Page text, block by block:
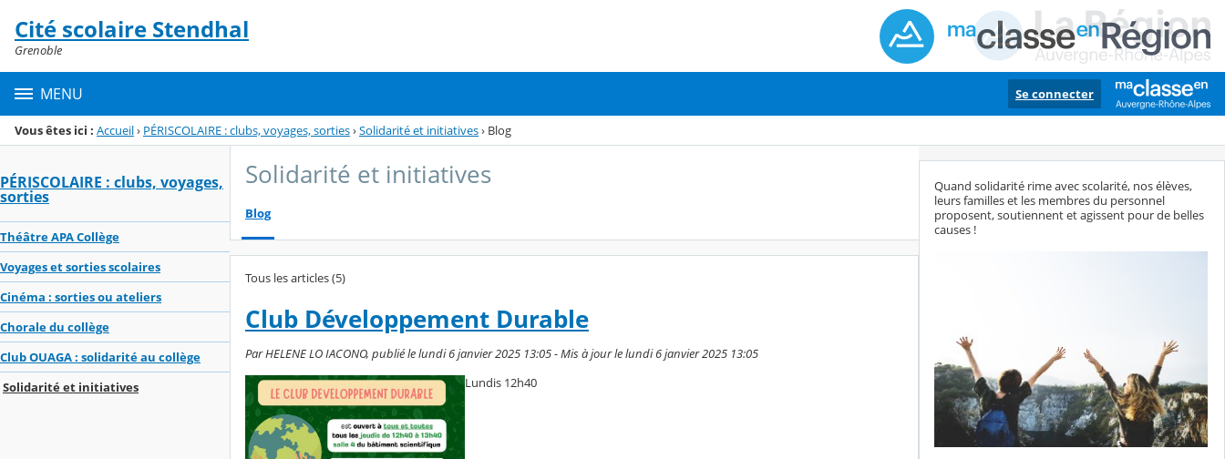
Menu de la rubrique
Contenu
Cité scolaire Stendhal
Grenoble
MENU Se connecter
Vous êtes ici : Accueil› PÉRISCOLAIRE : clubs, voyages, sorties›Solidarité et initiatives› Blog
PÉRISCOLAIRE : clubs, voyages,
sorties
Théâtre APA Collège
Voyages et sorties scolaires
Cinéma : sorties ou ateliers
Chorale du collège
Club OUAGA : solidarité au collège
Solidarité et initiatives
Solidarité et initiatives
Blog
Tous les articles (5)
Club Développement Durable
Par HELENE LO IACONO, publié le lundi 6 janvier 2025 13:05 - Mis à jour le lundi 6 janvier 2025 13:05
Lundis 12h40
Quand solidarité rime avec scolarité, nos élèves,
leurs familles et les membres du personnel
proposent, soutiennent et agissent pour de belles
causes !